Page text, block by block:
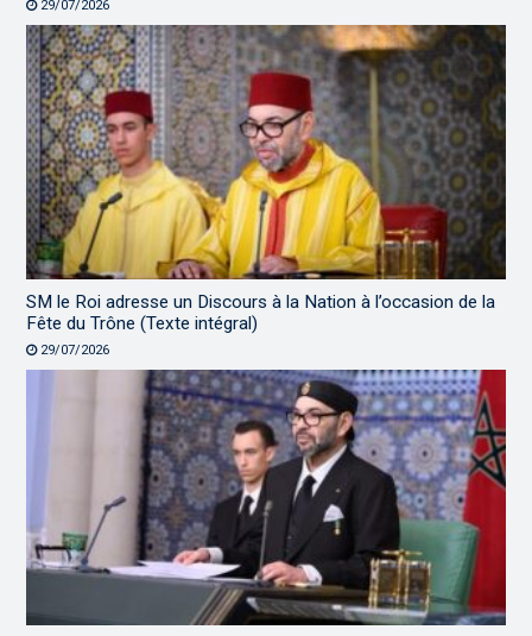
29/07/2026
SM le Roi adresse un Discours à la Nation à l’occasion de la
Fête du Trône (Texte intégral)
29/07/2026